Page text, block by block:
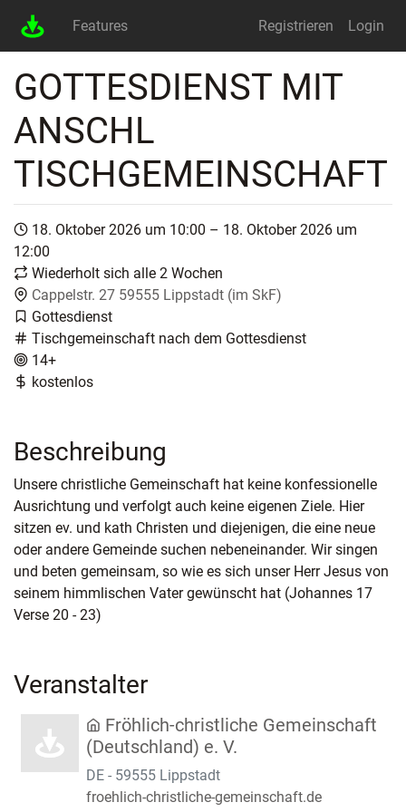
Features Registrieren Login
GOTTESDIENST MIT
ANSCHL
TISCHGEMEINSCHAFT
18. Oktober 2026 um 10:00 – 18. Oktober 2026 um
12:00
Wiederholt sich alle 2 Wochen
Cappelstr. 27 59555 Lippstadt (im SkF)
Gottesdienst
Tischgemeinschaft nach dem Gottesdienst
14+
kostenlos
Beschreibung
Unsere christliche Gemeinschaft hat keine konfessionelle
Ausrichtung und verfolgt auch keine eigenen Ziele. Hier
sitzen ev. und kath Christen und diejenigen, die eine neue
oder andere Gemeinde suchen nebeneinander. Wir singen
und beten gemeinsam, so wie es sich unser Herr Jesus von
seinem himmlischen Vater gewünscht hat (Johannes 17
Verse 20 - 23)
Veranstalter
Fröhlich-christliche Gemeinschaft
(Deutschland) e. V.
DE - 59555 Lippstadt
froehlich-christliche-gemeinschaft.de